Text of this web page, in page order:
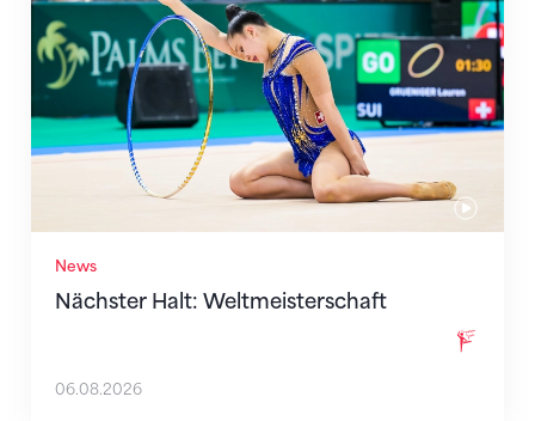
News
Nächster Halt: Weltmeisterschaft
06.08.2026